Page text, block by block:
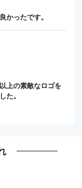
かったです。
上の素敵なロゴを
た。